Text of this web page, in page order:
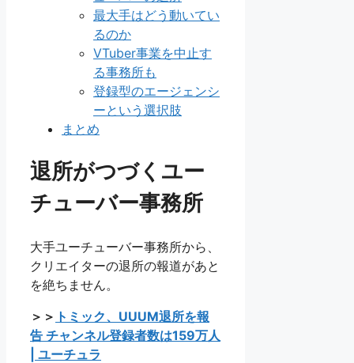
最大手はどう動いてい
るのか
VTuber事業を中止す
る事務所も
登録型のエージェンシ
ーという選択肢
まとめ
退所がつづくユー
チューバー事務所
大手ユーチューバー事務所から、
クリエイターの退所の報道があと
を絶ちません。
＞＞ トミック、UUUM退所を報
告 チャンネル登録者数は159万人
| ユーチュラ